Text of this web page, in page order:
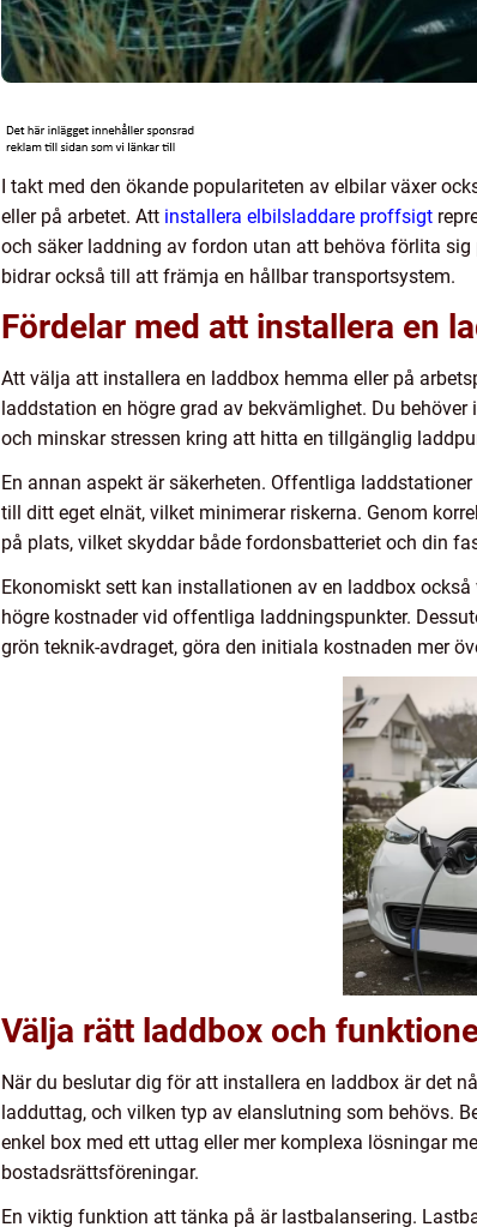
I takt med den ökande populariteten av elbilar växer
eller på arbetet. Att installera elbilsladdare proffsigt
och säker laddning av fordon utan att behöva förlita
bidrar också till att främja en hållbar transportsystem.
Fördelar med att installera en
Att välja att installera en laddbox hemma eller på
laddstation en högre grad av bekvämlighet. Du
och minskar stressen kring att hitta en tillgänglig
En annan aspekt är säkerheten. Offentliga
till ditt eget elnät, vilket minimerar riskerna. Genom
på plats, vilket skyddar både fordonsbatteriet och din
Ekonomiskt sett kan installationen av en laddbox
högre kostnader vid offentliga laddningspunkter.
grön teknik-avdraget, göra den initiala kostnaden mer
Välja rätt laddbox och
När du beslutar dig för att installera en laddbox är det
ladduttag, och vilken typ av elanslutning som behövs.
enkel box med ett uttag eller mer komplexa lösningar
bostadsrättsföreningar.
En viktig funktion att tänka på är lastbalansering.